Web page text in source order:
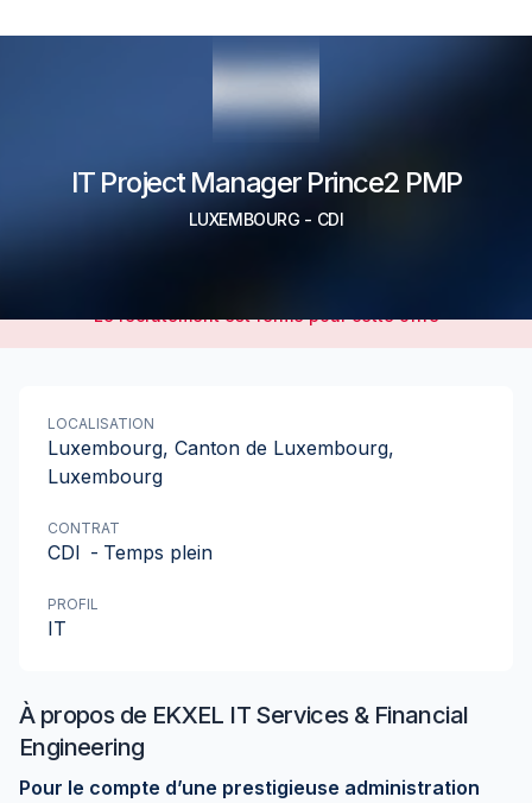
IT Project Manager Prince2 PMP
LUXEMBOURG - CDI
Le recrutement est fermé pour cette offre
À propos de EKXEL IT Services & Financial
Engineering
Pour le compte d’une prestigieuse administration
LOCALISATION
Luxembourg, Canton de Luxembourg,
Luxembourg
CONTRAT
CDI - Temps plein
PROFIL
IT